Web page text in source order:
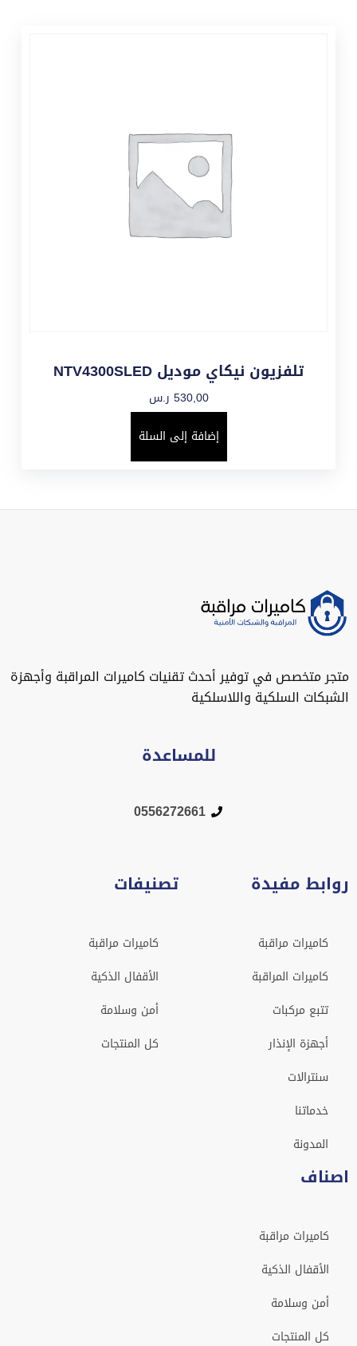
تلفزيون نيكاي موديل NTV4300SLED
530,00 ر.س
إضافة إلى السلة
متجر متخصص في توفير أحدث تقنيات كاميرات المراقبة وأجهزة
الشبكات السلكية واللاسلكية
للمساعدة
0556272661
روابط مفيدة
كاميرات مراقبة
كاميرات المراقبة
تتبع مركبات
أجهزة الإنذار
سنترالات
خدماتنا
المدونة
تصنيفات
كاميرات مراقبة
الأقفال الذكية
أمن وسلامة
كل المنتجات
اصناف
كاميرات مراقبة
الأقفال الذكية
أمن وسلامة
كل المنتجات